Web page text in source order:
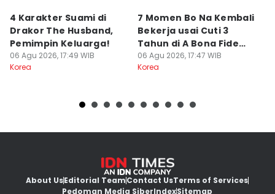
4 Karakter Suami di
Drakor The Husband,
Pemimpin Keluarga!
06 Agu 2026, 17:49 WIB
Korea
7 Momen Bo Na Kembali
Bekerja usai Cuti 3
Tahun di A Bona Fide
Killer
06 Agu 2026, 17:47 WIB
Korea
About UsEditorial TeamContact UsTerms of Services
Pedoman Media SiberIndexSitemap